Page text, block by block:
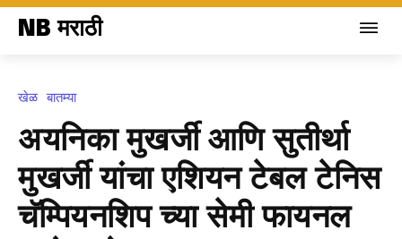
NB मराठी
खेळ बातम्या
अयनिका मुखर्जी आणि सुतीर्था
मुखर्जी यांचा एशियन टेबल टेनिस
चॅम्पियनशिप च्या सेमी फायनल